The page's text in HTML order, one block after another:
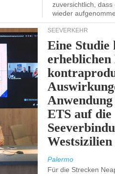
zuversichtlich,
wieder
SEEVERKEHR
Eine Studie
ETS auf die
Palermo
Für die Strecken